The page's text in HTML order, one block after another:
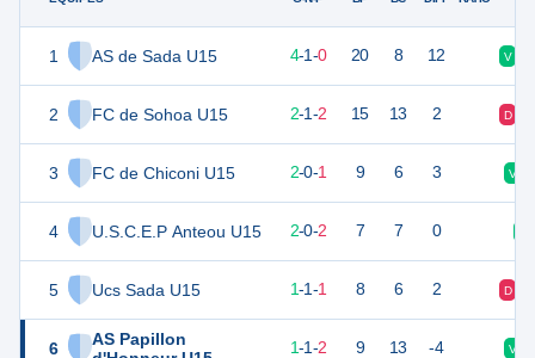
1 AS de Sada U15
2 FC de Sohoa U15
3 FC de Chiconi U15
4 U.S.C.E.P Anteou U15
5 Ucs Sada U15
6
AS Papillon
13 4-1-0 20 8 12 V
7 2-1-2 15 13 2 D
6 2-0-1 9 6 3 V
6 4 2-0-2 7 7 0
1-1-1 8 6 2 D
1-1-2 9 13 -4 V